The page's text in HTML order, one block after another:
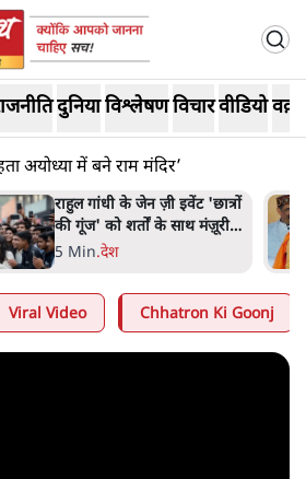
दुनियाविश्लेषणविचारवीडियो
अयोध्या में बने राम मंदिर’
सुखबीर बादल और पीएम मोदी
मिले, पंजाब चुनाव से पहले बीजेपी-
अकाली दल गठबंधन की अटकलें
6 Min.पंजाब
Viral Video Chhatron Ki Goonj